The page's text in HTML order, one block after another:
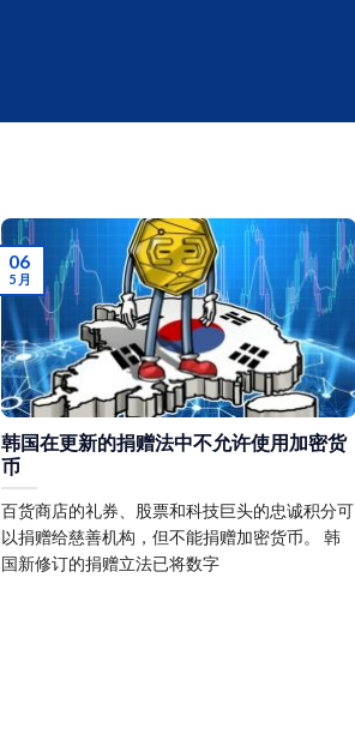
韩国在更新的捐赠法中不允许使用加密货
币
百货商店的礼券、股票和科技巨头的忠诚积分可
以捐赠给慈善机构，但不能捐赠加密货币。 韩
国新修订的捐赠立法已将数字
06
5 月